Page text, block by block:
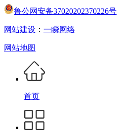
鲁公网安备37020202370226号
网站建设 ： 一瞬网络
网站地图
首页